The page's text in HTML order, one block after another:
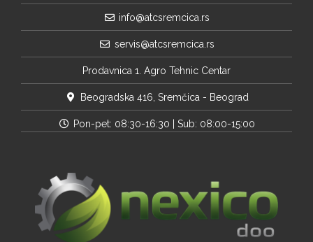
info@atcsremcica.rs
servis@atcsremcica.rs
Prodavnica 1. Agro Tehnic Centar
Beogradska 416, Sremčica - Beograd
Pon-pet: 08:30-16:30 | Sub: 08:00-15:00